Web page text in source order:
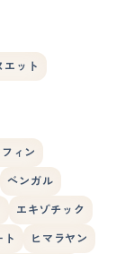
エット
ィン
ベンガル
エキゾチック
ト ヒマラヤン